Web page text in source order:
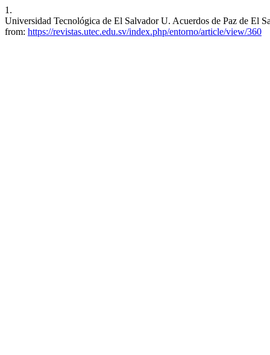
1.
Universidad Tecnológica de El Salvador U. Acuerdos de Paz de El
from: https://revistas.utec.edu.sv/index.php/entorno/article/view/360